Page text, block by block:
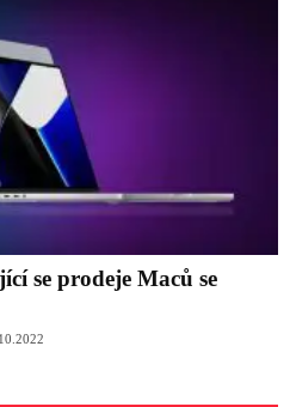
se prodeje Maců se